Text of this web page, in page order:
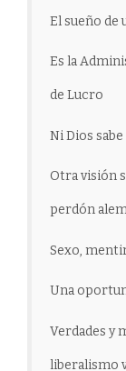
El sueño de
Es la
de Lucro
Ni Dios
Otra visión
perdón
Sexo,
Una
Verdades y
liberalismo